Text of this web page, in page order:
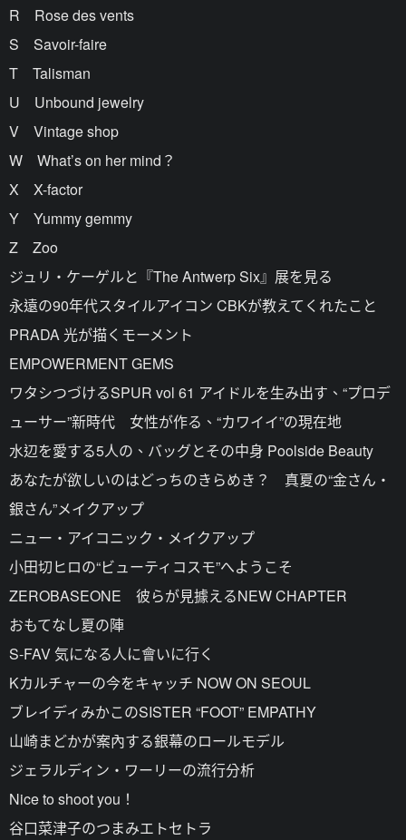
R Rose des vents
S Savoir-faire
T Talisman
U Unbound jewelry
V Vintage shop
W What’s on her mind？
X X-factor
Y Yummy gemmy
Z Zoo
ジュリ・ケーゲルと『The Antwerp Six』展を見る
永遠の90年代スタイルアイコン CBKが教えてくれたこと
PRADA 光が描くモーメント
EMPOWERMENT GEMS
ワタシつづけるSPUR vol 61 アイドルを生み出す、“プロデ
ューサー”新時代 女性が作る、“カワイイ”の現在地
水辺を愛する5人の、バッグとその中身 Poolside Beauty
あなたが欲しいのはどっちのきらめき？ 真夏の“金さん・
銀さん”メイクアップ
ニュー・アイコニック・メイクアップ
小田切ヒロの“ビューティコスモ”へようこそ
ZEROBASEONE 彼らが見據えるNEW CHAPTER
おもてなし夏の陣
S-FAV 気になる人に會いに行く
Kカルチャーの今をキャッチ NOW ON SEOUL
ブレイディみかこのSISTER “FOOT” EMPATHY
山崎まどかが案內する銀幕のロールモデル
ジェラルディン・ワーリーの流行分析
Nice to shoot you！
谷口菜津子のつまみエトセトラ